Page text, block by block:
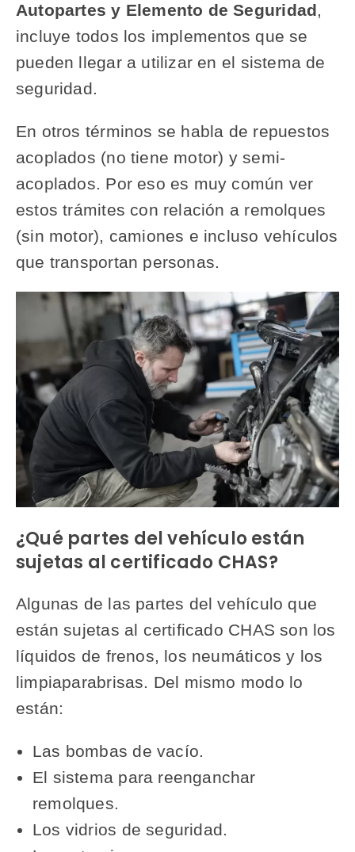
Autopartes y Elemento de Seguridad,
incluye todos los implementos que se
pueden llegar a utilizar en el sistema de
seguridad.
En otros términos se habla de repuestos
acoplados (no tiene motor) y semi-
acoplados. Por eso es muy común ver
estos trámites con relación a remolques
(sin motor), camiones e incluso vehículos
que transportan personas.
¿Qué partes del vehículo están
sujetas al certificado CHAS?
Algunas de las partes del vehículo que
están sujetas al certificado CHAS son los
líquidos de frenos, los neumáticos y los
limpiaparabrisas. Del mismo modo lo
están:
Las bombas de vacío.
El sistema para reenganchar
remolques.
Los vidrios de seguridad.